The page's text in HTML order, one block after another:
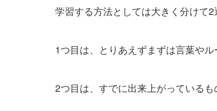
学習する方法としては大きく分けて2
1つ目は、とりあえずまずは言葉や
2つ目は、すでに出来上がっているも